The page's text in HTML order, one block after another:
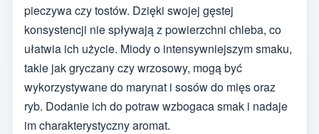
pieczywa czy tostów. Dzięki swojej gęstej
konsystencji nie spływają z powierzchni chleba, co
ułatwia ich użycie. Miody o intensywniejszym smaku,
takie jak gryczany czy wrzosowy, mogą być
wykorzystywane do marynat i sosów do mięs oraz
ryb. Dodanie ich do potraw wzbogaca smak i nadaje
im charakterystyczny aromat.